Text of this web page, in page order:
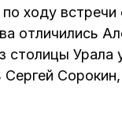
ходу встречи
отличились
Урала